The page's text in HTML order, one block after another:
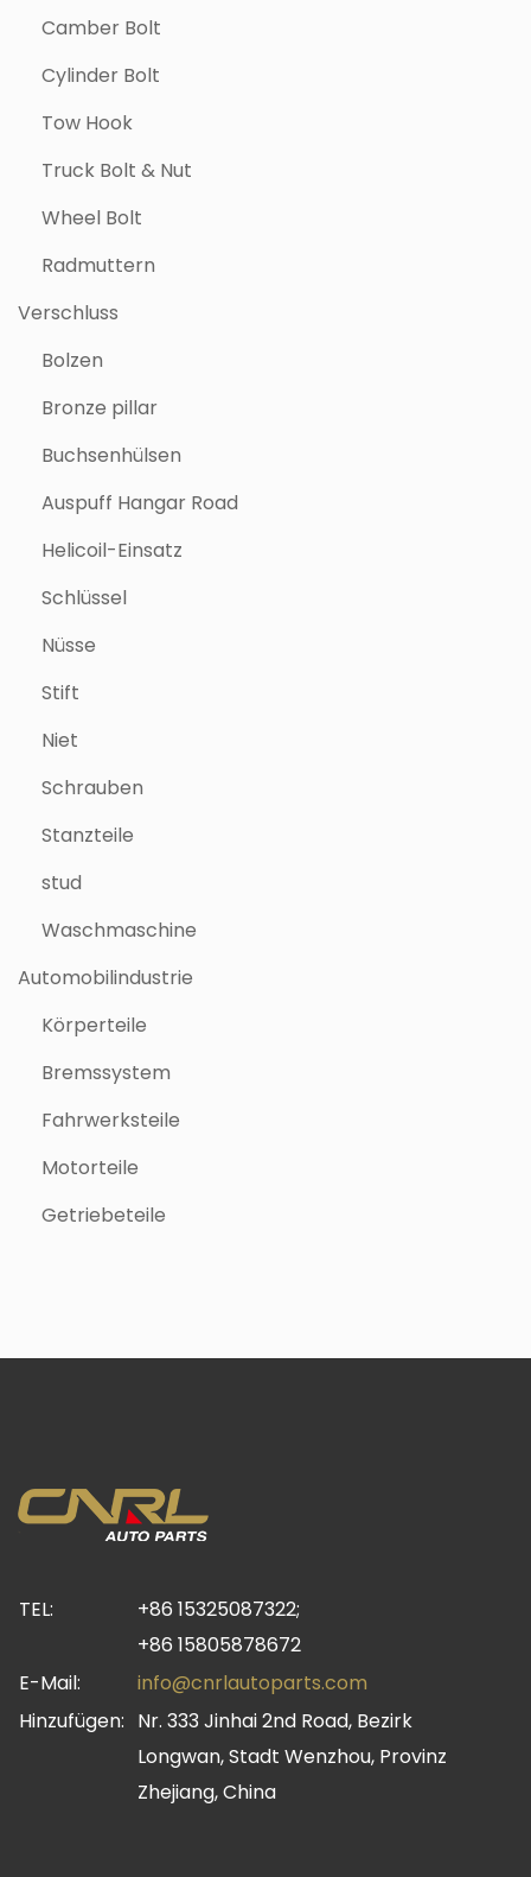
Camber Bolt
Cylinder Bolt
Tow Hook
Truck Bolt & Nut
Wheel Bolt
Radmuttern
Verschluss
Bolzen
Bronze pillar
Buchsenhülsen
Auspuff Hangar Road
Helicoil-Einsatz
Schlüssel
Nüsse
Stift
Niet
Schrauben
Stanzteile
stud
Waschmaschine
Automobilindustrie
Körperteile
Bremssystem
Fahrwerksteile
Motorteile
Getriebeteile
TEL:
+86 15325087322;
+86 15805878672
E-Mail:
info@cnrlautoparts.com
Hinzufügen: Nr. 333 Jinhai 2nd Road, Bezirk
Longwan, Stadt Wenzhou, Provinz
Zhejiang, China